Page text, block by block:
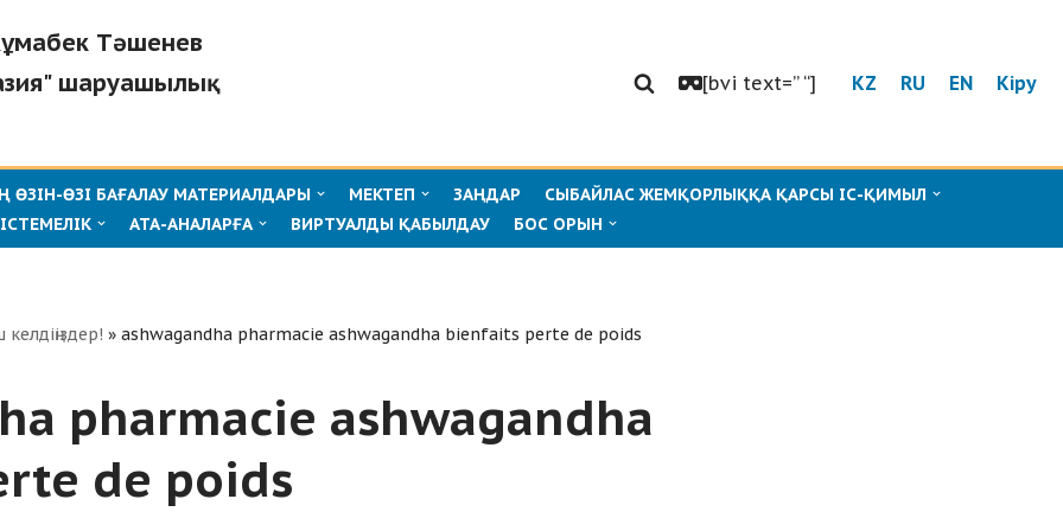
Тәшенев
шаруашылық
[bvi text=” “] KZ RU EN Кіру
ӨЗІ БАҒАЛАУ МАТЕРИАЛДАРЫ МЕКТЕП ЗАҢДАР
СЫБАЙЛАС ЖЕМҚОРЛЫҚҚА ҚАРСЫ ІС-ҚИМЫЛ
АТА-АНАЛАРҒА ВИРТУАЛДЫ ҚАБЫЛДАУ БОС ОРЫН
келдіңіздер! » ashwagandha pharmacie ashwagandha bienfaits perte de poids
pharmacie ashwagandha
de poids